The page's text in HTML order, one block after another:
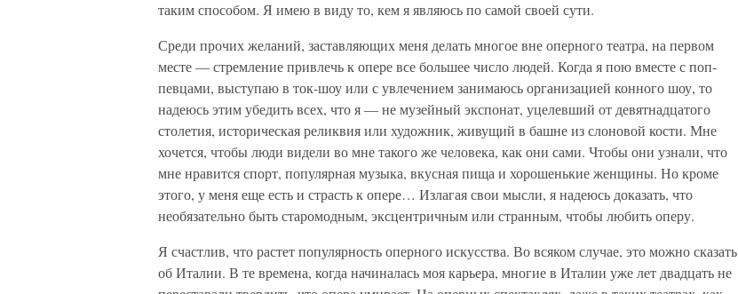
таким способом. Я имею в виду то, кем я являюсь по самой своей сути.
Среди прочих желаний, заставляющих меня делать многое вне оперного театра, на первом
месте — стремление привлечь к опере все большее число людей. Когда я пою вместе с поп-
певцами, выступаю в ток-шоу или с увлечением занимаюсь организацией конного шоу, то
надеюсь этим убедить всех, что я — не музейный экспонат, уцелевший от девятнадцатого
столетия, историческая реликвия или художник, живущий в башне из слоновой кости. Мне
хочется, чтобы люди видели во мне такого же человека, как они сами. Чтобы они узнали, что
мне нравится спорт, популярная музыка, вкусная пища и хорошенькие женщины. Но кроме
этого, у меня еще есть и страсть к опере… Излагая свои мысли, я надеюсь доказать, что
необязательно быть старомодным, эксцентричным или странным, чтобы любить оперу.
Я счастлив, что растет популярность оперного искусства. Во всяком случае, это можно сказать
об Италии. В те времена, когда начиналась моя карьера, многие в Италии уже лет двадцать не